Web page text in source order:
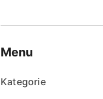
Menu
Kategorie